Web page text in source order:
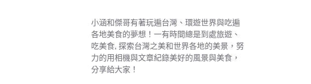
小涵和傑哥有著玩遍台灣、環遊世界與吃遍
各地美食的夢想！一有時間總是到處旅遊、
吃美食, 探索台灣之美和世界各地的美景，努
力的用相機與文章紀錄美好的風景與美食，
分享給大家！